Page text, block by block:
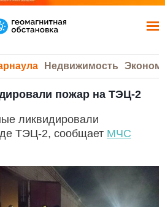
Недвижимость
пожар на ТЭЦ-2
ликвидировали
ТЭЦ-2, сообщает МЧС